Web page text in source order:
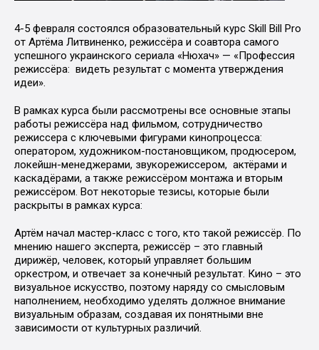
4-5 февраля состоялся образовательный курс Skill Bill Pro
от Артёма Литвиненко, режиссёра и соавтора самого
успешного украинского сериала «Нюхач» — «Профессия
режиссёра: видеть результат с момента утверждения
идеи».
В рамках курса были рассмотрены все основные этапы
работы режиссёра над фильмом, сотрудничество
режиссера с ключевыми фигурами кинопроцесса:
оператором, художником-постановщиком, продюсером,
локейшн-менеджерами, звукорежиссером, актёрами и
каскадёрами, а также режиссёром монтажа и вторым
режиссёром. Вот некоторые тезисы, которые были
раскрыты в рамках курса:
Артём начал мастер-класс с того, кто такой режиссёр. По
мнению нашего эксперта, режиссёр – это главный
дирижёр, человек, который управляет большим
оркестром, и отвечает за конечный результат. Кино – это
визуальное искусство, поэтому наряду со смысловым
наполнением, необходимо уделять должное внимание
визуальным образам, создавая их понятными вне
зависимости от культурных различий.